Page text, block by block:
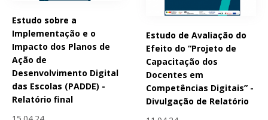
Estudo sobre a
Implementação e o
Impacto dos Planos de
Ação de
Desenvolvimento Digital
das Escolas (PADDE) -
Relatório final
Estudo de Avaliação do
Efeito do “Projeto de
Capacitação dos
Docentes em
Competências Digitais” -
Divulgação de Relatório